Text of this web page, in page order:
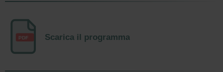
PDF Scarica il programma